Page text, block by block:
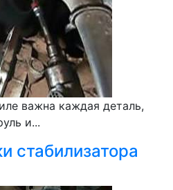
важна каждая деталь,
и...
стабилизатора